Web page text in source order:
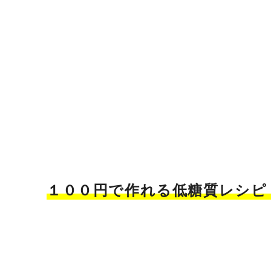
１００円で作れる低糖質レシピ